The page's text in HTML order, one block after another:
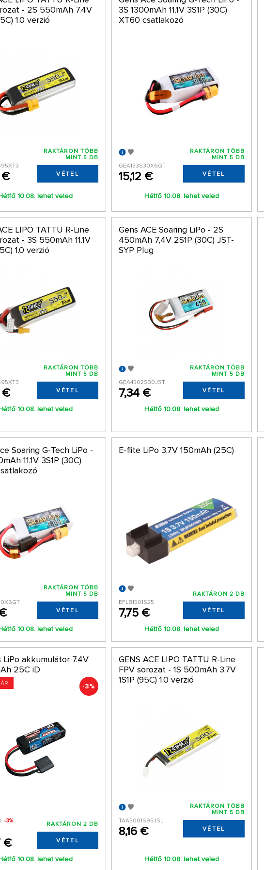
- 2S 550mAh 7.4V
1.0 verzió
€
RAKTÁRON TÖBB
MINT 5 DB
VÉTEL
10.08. lehet veled
3S 1300mAh 11.1V 3S1P (30C)
XT60 csatlakozó
GEA133S30X6GT
15,12 €
RAKTÁRON TÖBB
MINT 5 DB
VÉTEL
Hétfő 10.08. lehet veled
LIPO TATTU R-Line
- 3S 550mAh 11.1V
1.0 verzió
€
RAKTÁRON TÖBB
MINT 5 DB
VÉTEL
10.08. lehet veled
Gens ACE Soaring LiPo - 2S
450mAh 7,4V 2S1P (30C) JST-
SYP Plug
GEA4502S30JST
7,34 €
RAKTÁRON TÖBB
MINT 5 DB
VÉTEL
Hétfő 10.08. lehet veled
Soaring G-Tech LiPo -
11.1V 3S1P (30C)
RAKTÁRON TÖBB
MINT 5 DB
VÉTEL
10.08. lehet veled
E-flite LiPo 3.7V 150mAh (25C)
EFLB1501S25
7,75 €
RAKTÁRON 2 DB
VÉTEL
Hétfő 10.08. lehet veled
LiPo akkumulátor 7.4V
25C iD
-3%
-3%
€
RAKTÁRON 2 DB
VÉTEL
10.08. lehet veled
GENS ACE LIPO TATTU R-Line
FPV sorozat - 1S 500mAh 3.7V
1S1P (95C) 1.0 verzió
TAA5001S95JSL
8,16 €
RAKTÁRON TÖBB
MINT 5 DB
VÉTEL
Hétfő 10.08. lehet veled